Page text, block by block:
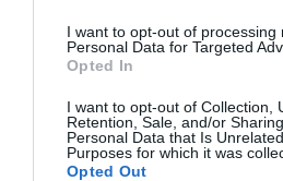
I want to opt-out of processing
Personal Data for Targeted
Opted In
I want to opt-out of Collection,
Retention, Sale, and/or
Personal Data that Is
Purposes for which it was
Opted Out